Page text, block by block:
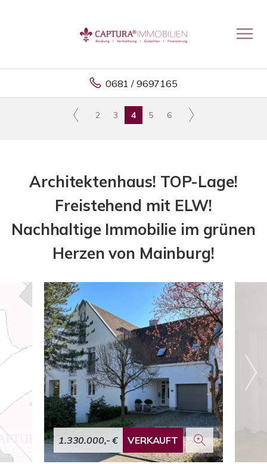
0681 / 9697165
2 3 4 5 6
Architektenhaus! TOP-Lage!
Freistehend mit ELW!
Nachhaltige Immobilie im grünen
Herzen von Mainburg!
1.330.000,- € VERKAUFT